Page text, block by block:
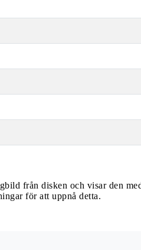
från disken och visar den
för att uppnå detta.